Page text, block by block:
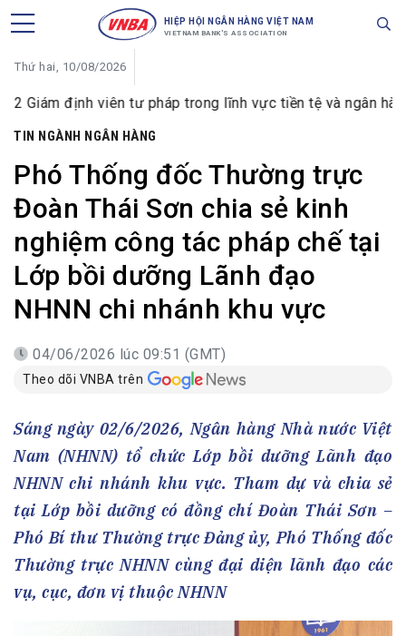
HIỆP HỘI NGÂN HÀNG VIỆT NAM
VIETNAM BANK'S ASSOCIATION
Thứ hai, 10/08/2026
viên tư pháp trong lĩnh vực tiền tệ và ngân hàng VIB
TIN NGÀNH NGÂN HÀNG
Phó Thống đốc Thường trực
Đoàn Thái Sơn chia sẻ kinh
nghiệm công tác pháp chế tại
Lớp bồi dưỡng Lãnh đạo
NHNN chi nhánh khu vực
04/06/2026 lúc 09:51 (GMT)
Theo dõi VNBA trên
Sáng ngày 02/6/2026, Ngân hàng Nhà nước Việt
Nam (NHNN) tổ chức Lớp bồi dưỡng Lãnh đạo
NHNN chi nhánh khu vực. Tham dự và chia sẻ
tại Lớp bồi dưỡng có đồng chí Đoàn Thái Sơn –
Phó Bí thư Thường trực Đảng ủy, Phó Thống đốc
Thường trực NHNN cùng đại diện lãnh đạo các
vụ, cục, đơn vị thuộc NHNN